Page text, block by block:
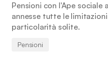
Pensioni con l'Ape sociale
annesse tutte le
particolarità solite.
Pensioni